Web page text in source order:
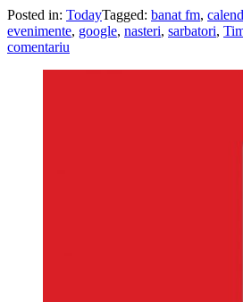
Posted in: TodayTagged: banat fm,
evenimente, google, nasteri, sarbatori,
comentariu